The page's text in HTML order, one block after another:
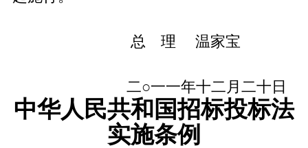
总 理 温家宝
二○一一年十二月二十日
中华人民共和国招标投标法
实施条例